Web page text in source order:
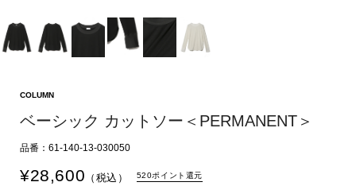
COLUMN
ベーシック カットソー＜PERMANENT＞
品番：61-140-13-030050
¥28,600 （税込） 520ポイント還元